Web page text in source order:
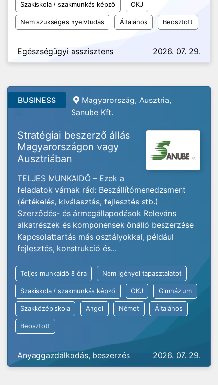
Szakiskola / szakmunkás képző OKJ
Nem szükséges nyelvtudás Általános Beosztott
Egészségügyi asszisztens 2026. 07. 29.
BUSINESS
Magyarország, Ausztria,
Sanube Kft.
Stratégiai beszerző állás
Magyarországon vagy
Ausztriában
TELJES MUNKAIDŐ – Ezek a
feladatok várnak rád: Beszállítómenedzsment
(értékelés, kiválasztás, fejlesztés stb.)
Szerződés- és ármegállapodások Releváns
alkatrészek és komponensek önálló beszerzése
Kapcsolattartás más osztályokkal, például
fejlesztés, konstrukció és...
Teljes munkaidő 8 óra Nem igényel tapasztalatot
Szakiskola / szakmunkás képző OKJ Gimnázium
Szakközépiskola Angol Német Általános
Beosztott
Anyaggazdálkodás, beszerzés 2026. 07. 29.